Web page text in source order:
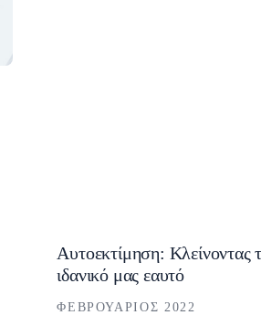
Αυτοεκτίμηση: Κλείνοντας
ιδανικό μας εαυτό
ΦΕΒΡΟΥΆΡΙΟΣ 2022